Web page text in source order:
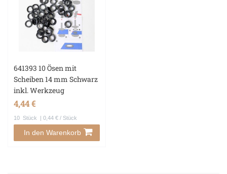
641393 10 Ösen mit
Scheiben 14 mm Schwarz
inkl. Werkzeug
4,44 €
10 Stück | 0,44 € / Stück
In den Warenkorb